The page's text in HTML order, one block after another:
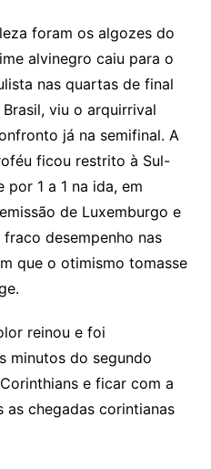
foram os algozes do
alvinegro caiu para o
nas quartas de final
viu o arquirrival
já na semifinal. A
ficou restrito à Sul-
por 1 a 1 na ida, em
de Luxemburgo e
desempenho nas
que o otimismo tomasse
reinou e foi
minutos do segundo
e ficar com a
as chegadas corintianas